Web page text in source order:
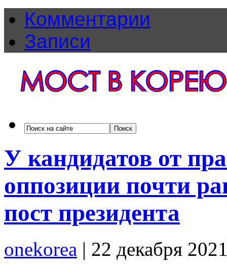
Комментарии
Записи
У кандидатов от
оппозиции почти
пост президента
onekorea | 22 декабря